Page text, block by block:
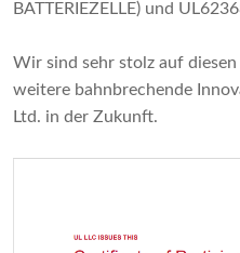
BATTERIEZELLE) und
Wir sind sehr stolz auf
weitere bahnbrechende
Ltd. in der Zukunft.